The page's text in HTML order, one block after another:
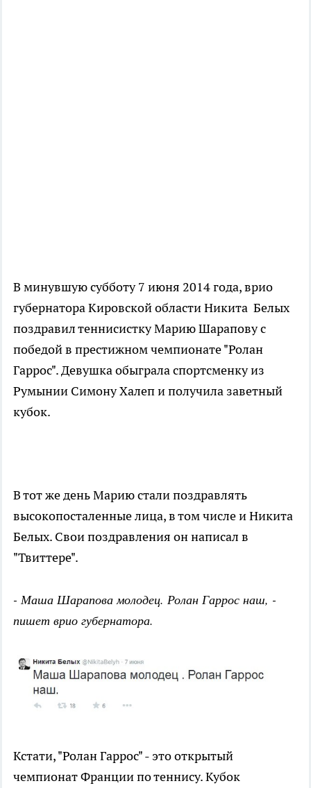
В минувшую субботу 7 июня 2014 года, врио
губернатора Кировской области Никита Белых
поздравил теннисистку Марию Шарапову с
победой в престижном чемпионате "Ролан
Гаррос". Девушка обыграла спортсменку из
Румынии Симону Халеп и получила заветный
кубок.
В тот же день Марию стали поздравлять
высокопосталенные лица, в том числе и Никита
Белых. Свои поздравления он написал в
"Твиттере".
- Маша Шарапова молодец. Ролан Гаррос наш, -
пишет врио губернатора.
Кстати, "Ролан Гаррос" - это открытый
чемпионат Франции по теннису. Кубок